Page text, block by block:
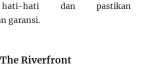
hati dan pastikan
garansi.
Riverfront